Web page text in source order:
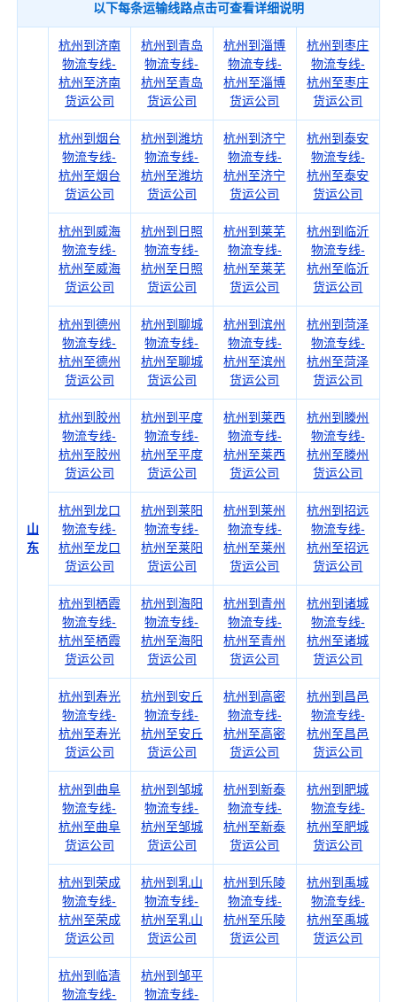
以下每条运输线路点击可查看详细说明
山
东
杭州到济南
物流专线-
杭州至济南
货运公司
杭州到青岛
物流专线-
杭州至青岛
货运公司
杭州到淄博
物流专线-
杭州至淄博
货运公司
杭州到枣庄
物流专线-
杭州至枣庄
货运公司
杭州到烟台
物流专线-
杭州至烟台
货运公司
杭州到潍坊
物流专线-
杭州至潍坊
货运公司
杭州到济宁
物流专线-
杭州至济宁
货运公司
杭州到泰安
物流专线-
杭州至泰安
货运公司
杭州到威海
物流专线-
杭州至威海
货运公司
杭州到日照
物流专线-
杭州至日照
货运公司
杭州到莱芜
物流专线-
杭州至莱芜
货运公司
杭州到临沂
物流专线-
杭州至临沂
货运公司
杭州到德州
物流专线-
杭州至德州
货运公司
杭州到聊城
物流专线-
杭州至聊城
货运公司
杭州到滨州
物流专线-
杭州至滨州
货运公司
杭州到菏泽
物流专线-
杭州至菏泽
货运公司
杭州到胶州
物流专线-
杭州至胶州
货运公司
杭州到平度
物流专线-
杭州至平度
货运公司
杭州到莱西
物流专线-
杭州至莱西
货运公司
杭州到滕州
物流专线-
杭州至滕州
货运公司
杭州到龙口
物流专线-
杭州至龙口
货运公司
杭州到莱阳
物流专线-
杭州至莱阳
货运公司
杭州到莱州
物流专线-
杭州至莱州
货运公司
杭州到招远
物流专线-
杭州至招远
货运公司
杭州到栖霞
物流专线-
杭州至栖霞
货运公司
杭州到海阳
物流专线-
杭州至海阳
货运公司
杭州到青州
物流专线-
杭州至青州
货运公司
杭州到诸城
物流专线-
杭州至诸城
货运公司
杭州到寿光
物流专线-
杭州至寿光
货运公司
杭州到安丘
物流专线-
杭州至安丘
货运公司
杭州到高密
物流专线-
杭州至高密
货运公司
杭州到昌邑
物流专线-
杭州至昌邑
货运公司
杭州到曲阜
物流专线-
杭州至曲阜
货运公司
杭州到邹城
物流专线-
杭州至邹城
货运公司
杭州到新泰
物流专线-
杭州至新泰
货运公司
杭州到肥城
物流专线-
杭州至肥城
货运公司
杭州到荣成
物流专线-
杭州至荣成
货运公司
杭州到乳山
物流专线-
杭州至乳山
货运公司
杭州到乐陵
物流专线-
杭州至乐陵
货运公司
杭州到禹城
物流专线-
杭州至禹城
货运公司
杭州到临清
物流专线-
杭州到邹平
物流专线-